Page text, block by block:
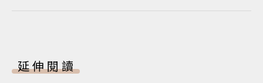
延伸閱讀